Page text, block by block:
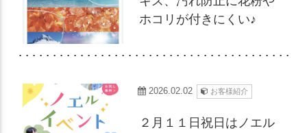
ホコリが付きにくい♪
2026.02.02 お客様紹介
２月１１日祝日はノエル